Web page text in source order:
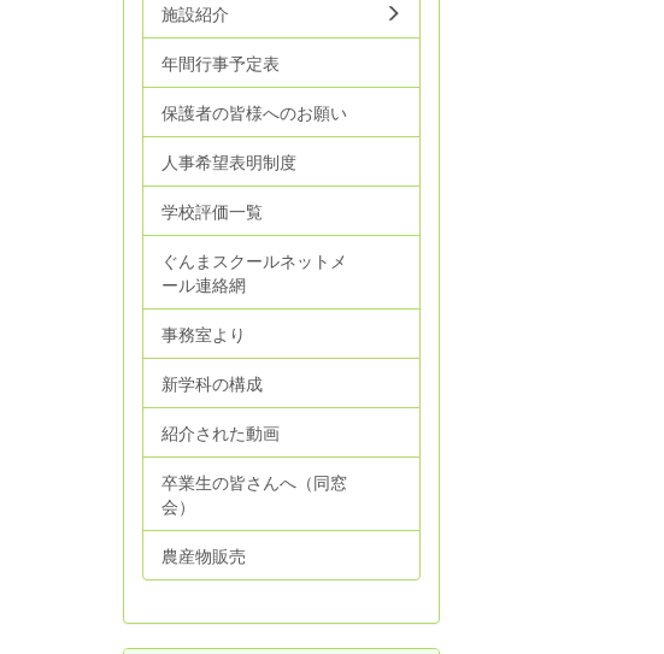
施設紹介
年間行事予定表
保護者の皆様へのお願い
人事希望表明制度
学校評価一覧
ぐんまスクールネットメ
ール連絡網
事務室より
新学科の構成
紹介された動画
卒業生の皆さんへ（同窓
会）
農産物販売